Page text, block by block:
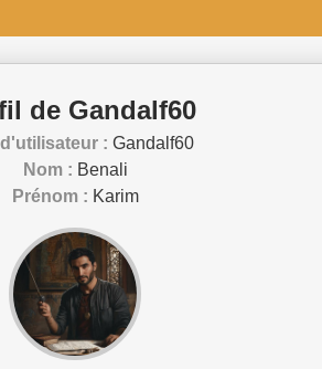
de Gandalf60
: Gandalf60
Nom : Benali
Prénom : Karim